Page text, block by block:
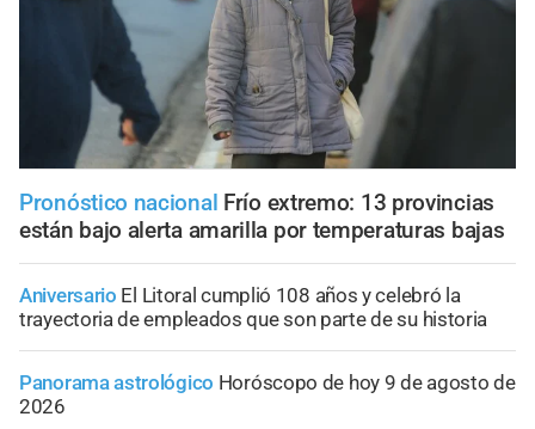
Pronóstico nacional Frío extremo: 13 provincias
están bajo alerta amarilla por temperaturas bajas
Aniversario El Litoral cumplió 108 años y celebró la
trayectoria de empleados que son parte de su historia
Panorama astrológico Horóscopo de hoy 9 de agosto de
2026